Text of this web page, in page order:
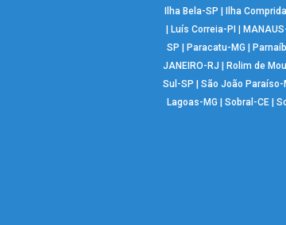
Ilha Bela-SP | Ilha
| Luís Correia-PI |
SP | Paracatu-MG |
JANEIRO-RJ | Rolim de
Sul-SP | São João Paraíso-
Lagoas-MG | Sobral-CE|